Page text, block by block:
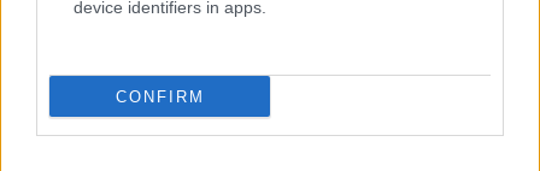
device identifiers in apps.
CONFIRM
Internetη μόνη ανησυχία που μπορεί να προκύψει θα
κάποιου ιού που θα επηρρέαζε την καθημερινότητα
των χρηστών.